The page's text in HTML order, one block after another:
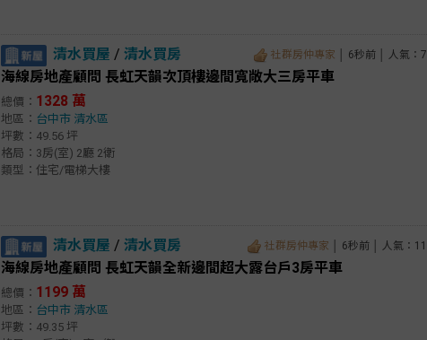
清水買屋 / 清水買房 社群房仲專家 │ 6秒前 │ 人氣：7
海線房地產顧問 長虹天韻次頂樓邊間寬敞大三房平車
總價： 1328 萬
地區： 台中市 清水區
坪數：49.56 坪
格局：3房(室) 2廳 2衛
類型：住宅/電梯大樓
清水買屋 / 清水買房 社群房仲專家 │ 6秒前 │ 人氣：11
海線房地產顧問 長虹天韻全新邊間超大露台戶3房平車
總價： 1199 萬
地區： 台中市 清水區
坪數：49.35 坪